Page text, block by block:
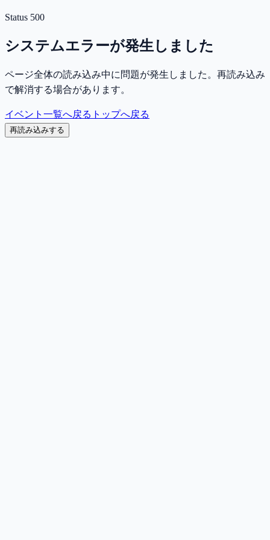
Status 500
システムエラーが発生しました
ページ全体の読み込み中に問題が発生しました。再読み込み
で解消する場合があります。
イベント一覧へ戻る トップへ戻る
再読み込みする